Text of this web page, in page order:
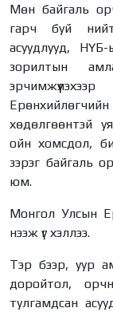
Мөн байгаль
гарч буй
асуудлууд,
зорилтын
хөдөлгөөнтэй
ойн хомсдол,
зэрэг байгаль
юм.
Монгол Улсын
нээж үг хэллээ.
Тэр бээр, уур
доройтол,
тулгамдсан